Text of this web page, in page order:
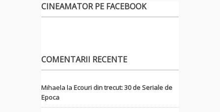
CINEAMATOR PE FACEBOOK
COMENTARII RECENTE
Mihaela la Ecouri din trecut: 30 de Seriale de
Epoca